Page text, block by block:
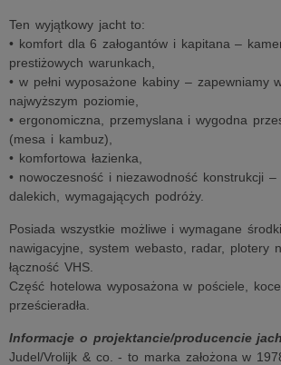
Ten wyjątkowy jacht to:
• komfort dla 6 załogantów i kapitana –
prestiżowych warunkach,
• w pełni wyposażone kabiny – zapewniamy
najwyższym poziomie,
• ergonomiczna, przemyslana i wygodna
(mesa i kambuz),
• komfortowa łazienka,
• nowoczesność i niezawodność konstrukcji
dalekich, wymagających podróży.
Posiada wszystkie możliwe i wymagane
nawigacyjne, system webasto, radar, plotery
łączność VHS.
Część hotelowa wyposażona w pościele,
prześcieradła.
Informacje o projektancie/producencie
Judel/Vrolijk & co. - to marka założona w